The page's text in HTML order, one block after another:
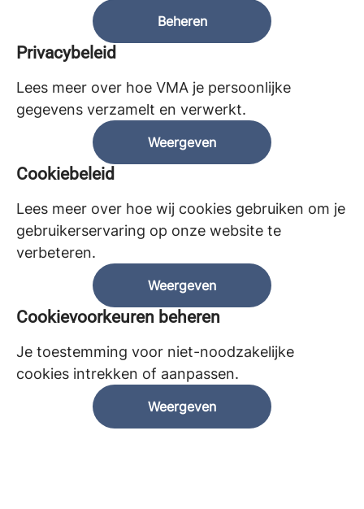
Beheren
Privacybeleid
Lees meer over hoe VMA je persoonlijke
gegevens verzamelt en verwerkt.
Weergeven
Cookiebeleid
Lees meer over hoe wij cookies gebruiken om je
gebruikerservaring op onze website te
verbeteren.
Weergeven
Cookievoorkeuren beheren
Je toestemming voor niet-noodzakelijke
cookies intrekken of aanpassen.
Weergeven